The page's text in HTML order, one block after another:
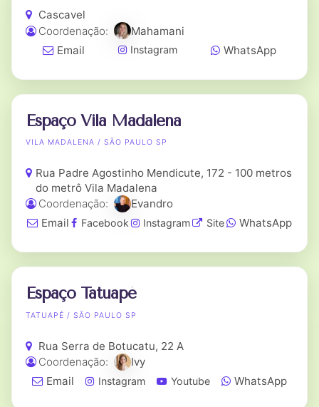
Cascavel
Coordenação:
Mahamani
Email
Instagram WhatsApp
Espaço Vila Madalena
VILA MADALENA / SÃO PAULO SP
Rua Padre Agostinho Mendicute, 172 - 100 metros
do metrô Vila Madalena
Coordenação:
Evandro
Email
Facebook Instagram Site WhatsApp
Espaço Tatuapé
TATUAPÉ / SÃO PAULO SP
Rua Serra de Botucatu, 22 A
Coordenação:
Ivy
Email
Instagram Youtube WhatsApp